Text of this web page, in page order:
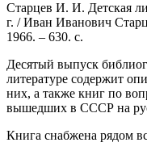
Старцев И. И. Детская
г. / Иван Иванович
1966. – 630. с.
Десятый выпуск
литературе содержит
них, а также книг по
вышедших в СССР на
Книга снабжена рядом